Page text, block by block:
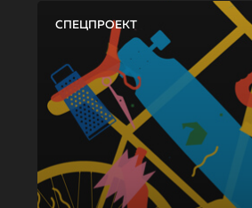
СПЕЦПРОЕКТ